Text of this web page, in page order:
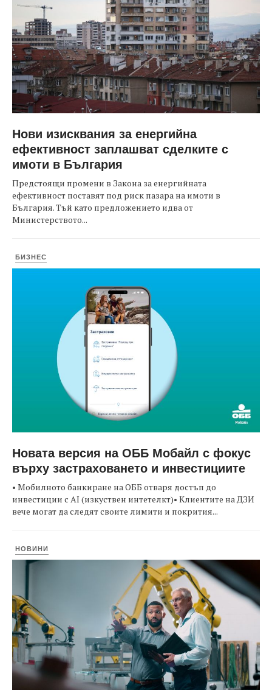
Нови изисквания за енергийна
ефективност заплашват сделките с
имоти в България
Предстоящи промени в Закона за енергийната
ефективност поставят под риск пазара на имоти в
България. Тъй като предложението идва от
Министерството...
БИЗНЕС
Новата версия на ОББ Мобайл с фокус
върху застраховането и инвестициите
• Мобилното банкиране на ОББ отваря достъп до
инвестиции с AI (изкуствен интетелкт)• Клиентите на ДЗИ
вече могат да следят своите лимити и покрития...
НОВИНИ